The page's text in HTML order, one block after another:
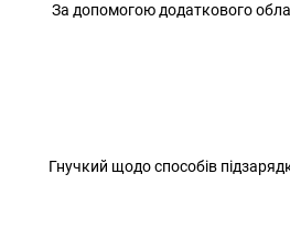
За допомогою додаткового
Гнучкий щодо способів